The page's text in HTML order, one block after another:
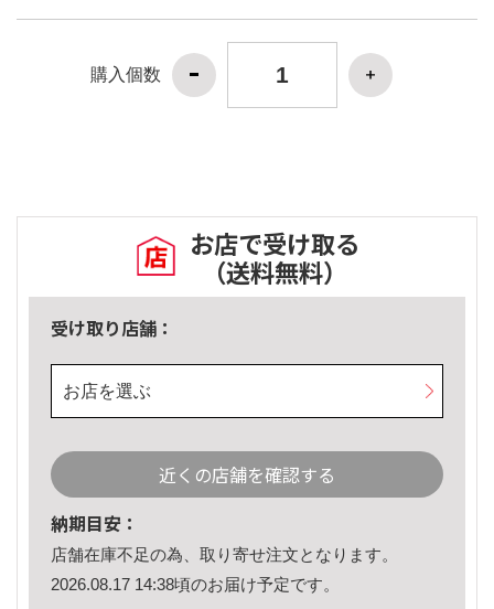
購入個数
お店で受け取る
（送料無料）
受け取り店舗：
お店を選ぶ
近くの店舗を確認する
納期目安：
店舗在庫不足の為、取り寄せ注文となります。
2026.08.17 14:38頃のお届け予定です。